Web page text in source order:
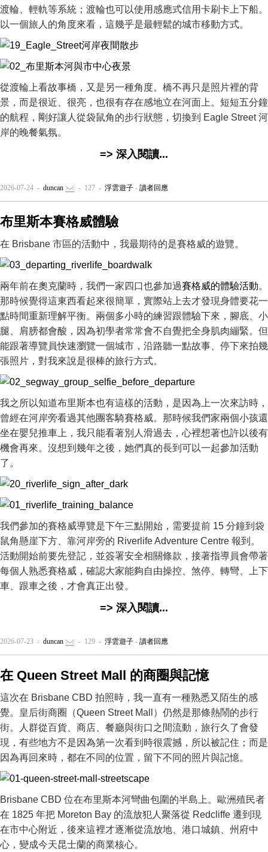
渡輪、輕軌等系統；渡輪也可以使用感應式信用卡刷卡上下船。
以一個旅人的角度來看，這幾乎是最輕鬆的城市移動方式。
從渡輪上看故事橋，又是另一種角度。橋不再只是照片裡的背
景，而是很近、很亮，也很有存在感地立在河面上。短短五分鐘
的航程，剛好讓人從袋鼠角的步行狀態，切換到 Eagle Street 河
岸的晚餐氣氛。
=> 深入閱讀...
2026-07-24 - duncan - 127 - 浮雲遊子 - 讀者回應
布里斯本賽格威體驗
在 Brisbane 市區的活動中，我最期待的是賽格威的遊覽。
兩年前在奧克蘭時，我們一家四口也參加過賽格威的體驗活動。
那時候覺得這東西看起來很簡單，實際站上去才發現身體要花一
點時間重新理解平衡。兩個多小時的練習跟體驗下來，腳底、小
腿、肩膀都會酸，因為初學者常常會不自覺把全身肌肉繃緊。但
能跟著導覽員快速瀏覽一個城市，沿路聽一點故事、停下來拍幾
張照片，對我來說是很棒的旅行方式。
我之所以知道布里斯本也有這樣的活動，是因為上一次來訪時，
曾經在河岸旁看過其他團客騎賽格威。那時候我們家兩個小孩還
坐在嬰兒推車上，我只能看著別人滑過去，心裡想著也許以後有
機會再來。沒想到幾年之後，她們真的長到可以一起參加活動
了。
我們參加的賽格威導覽是下午三點開始，需要提前 15 分鐘到袋
鼠角懸崖下方、靠河岸旁的 Riverlife Adventure Centre 報到。
活動開始前要先登記，並簽署安全相關條款，接著指導員會帶著
每個人熟悉賽格威，確認大家能夠自由操控、煞停、轉彎、上下
車、跟車之後，才會真正出發。
=> 深入閱讀...
2026-07-23 - duncan - 129 - 浮雲遊子 - 讀者回應
在 Queen Street Mall 的商圈與記憶
這次在 Brisbane CBD 拍照時，我一直有一種熟悉又陌生的感
覺。皇后街商圈（Queen Street Mall）仍然是那條熱鬧的步行
街。人群從百貨、商店、餐廳與街口之間流動，旅行久了會發
現，有些地方不是因為第一次看到時很震撼，所以被記住；而是
因為再回來時，都在不同的位置，留下不同的照片與記憶。
Brisbane CBD 位在布里斯本河彎曲包圍的半島上。歐洲殖民者
在 1825 年把 Moreton Bay 的流放犯人聚落從 Redcliffe 遷到現
在市中心附近，後來這裡才逐漸從流放地、港口城鎮、州府中
心，變成今天昆士蘭的商業核心。